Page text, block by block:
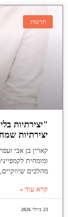
חדשות
"יצירתיות
יצירתיות
קארין בן אבי
ומומחית
מהלכים
קרא עוד »
23 ביולי 2026